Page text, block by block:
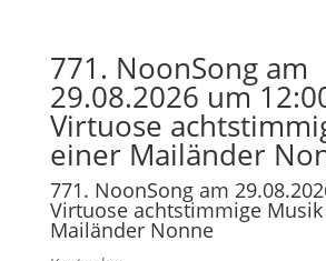
771. NoonSong am
29.08.2026 um
Virtuose
einer Mailänder
771. NoonSong am
Virtuose achtstimmige
Mailänder Nonne